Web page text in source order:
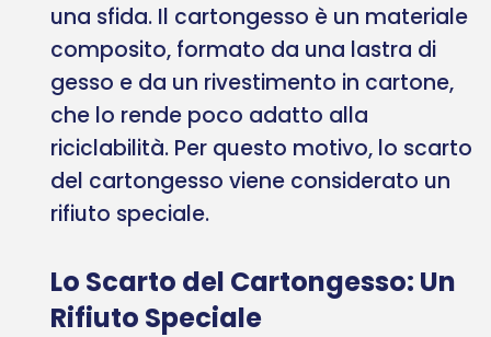
una sfida. Il cartongesso è un materiale
composito, formato da una lastra di
gesso e da un rivestimento in cartone,
che lo rende poco adatto alla
riciclabilità. Per questo motivo, lo scarto
del cartongesso viene considerato un
rifiuto speciale.
Lo Scarto del Cartongesso: Un
Rifiuto Speciale